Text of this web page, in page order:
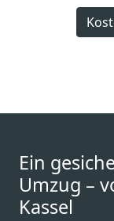
Ein
Umzug –
Kassel